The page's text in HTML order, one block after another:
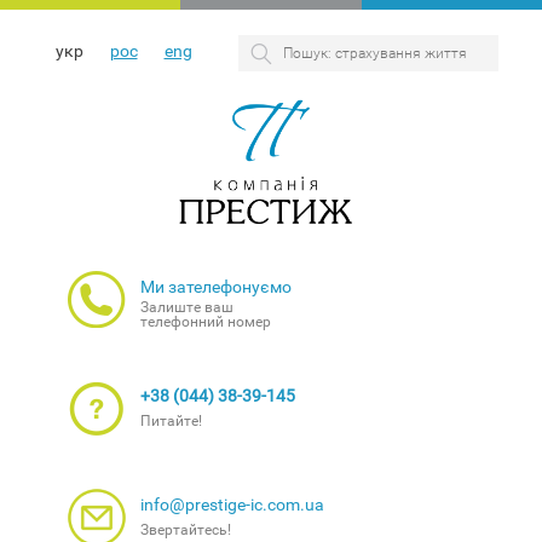
укр рос eng
Ми зателефонуємо
Залиште ваш
телефонний номер
+38 (044) 38-39-145
Питайте!
info@prestige-ic.com.ua
Звертайтесь!